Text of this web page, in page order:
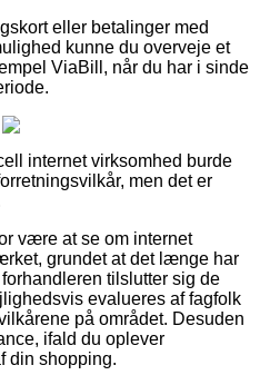
eller betalinger med
kunne du overveje et
ViaBill, når du har i sinde
internet virksomhed burde
men det er
være at se om internet
grundet at det længe har
tilslutter sig de
evalueres af fagfolk
på området. Desuden
ifald du oplever
din shopping.